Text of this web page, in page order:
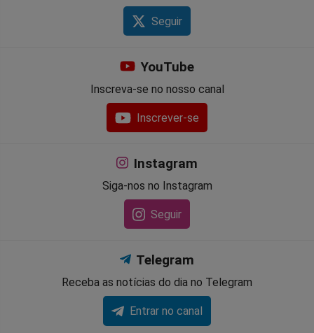
Seguir
YouTube
Inscreva-se no nosso canal
Inscrever-se
Instagram
Siga-nos no Instagram
Seguir
Telegram
Receba as notícias do dia no Telegram
Entrar no canal